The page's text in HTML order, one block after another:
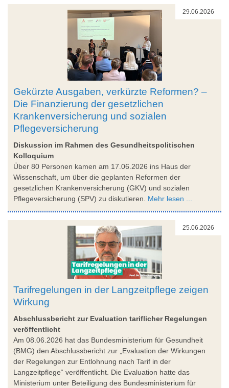
29.06.2026
Gekürzte Ausgaben, verkürzte Reformen? –
Die Finanzierung der gesetzlichen
Krankenversicherung und sozialen
Pflegeversicherung
Diskussion im Rahmen des Gesundheitspolitischen
Kolloquium
Über 80 Personen kamen am 17.06.2026 ins Haus der
Wissenschaft, um über die geplanten Reformen der
gesetzlichen Krankenversicherung (GKV) und sozialen
Pflegeversicherung (SPV) zu diskutieren. Mehr lesen ...
25.06.2026
Tarifregelungen in der Langzeitpflege zeigen
Wirkung
Abschlussbericht zur Evaluation tariflicher Regelungen
veröffentlicht
Am 08.06.2026 hat das Bundesministerium für Gesundheit
(BMG) den Abschlussbericht zur „Evaluation der Wirkungen
der Regelungen zur Entlohnung nach Tarif in der
Langzeitpflege“ veröffentlicht. Die Evaluation hatte das
Ministerium unter Beteiligung des Bundesministerium für